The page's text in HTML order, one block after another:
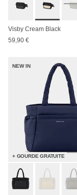
Visby Cream Black
59,90 €
NEW IN
+ GOURDE GRATUITE